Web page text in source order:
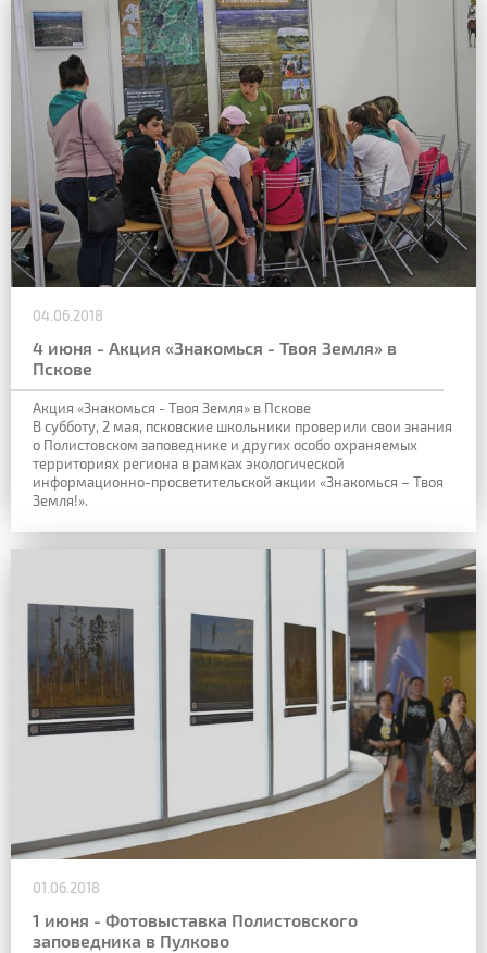
04.06.2018
4 июня - Акция «Знакомься - Твоя Земля» в
Пскове
Акция «Знакомься - Твоя Земля» в Пскове
В субботу, 2 мая, псковские школьники проверили свои знания
о Полистовском заповеднике и других особо охраняемых
территориях региона в рамках экологической
информационно-просветительской акции «Знакомься – Твоя
Земля!».
01.06.2018
1 июня - Фотовыставка Полистовского
заповедника в Пулково